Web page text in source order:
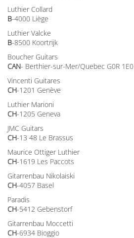
Luthier Collard
B-4000 Liège
Luthier Valcke
B-8500 Koortrijk
Boucher Guitars
CAN- Berthier-sur-Mer/Quebec G0R 1E0
Vincenti Guitares
CH-1201 Genève
Luthier Marioni
CH-1205 Geneva
JMC Guitars
CH-13 48 Le Brassus
Maurice Ottiger Luthier
CH-1619 Les Paccots
Gitarrenbau Nikolaiski
CH-4057 Basel
Paradis
CH-5412 Gebenstorf
Gitarrenbau Moccetti
CH-6934 Bioggio